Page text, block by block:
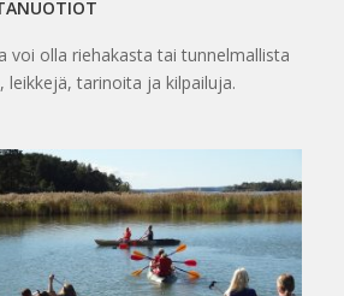
voi olla riehakasta tai tunnelmallista
leikkejä, tarinoita ja kilpailuja.